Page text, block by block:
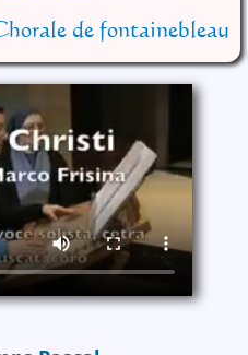
de fontainebleau